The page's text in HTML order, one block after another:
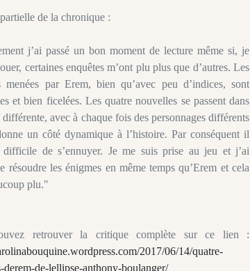
de la chronique :
j’ai passé un bon moment de lecture même si, je
certaines enquêtes m’ont plu plus que d’autres. Les
menées par Erem, bien qu’avec peu d’indices, sont
et bien ficelées. Les quatre nouvelles se passent dans
avec à chaque fois des personnages différents
un côté dynamique à l’histoire. Par conséquent il
difficile de s’ennuyer. Je me suis prise au jeu et j’ai
résoudre les énigmes en même temps qu’Erem et cela
plu."
retrouver la critique complète sur ce lien :
2017/06/14/quatre-
derem-de-lellipse-anthony-boulanger/